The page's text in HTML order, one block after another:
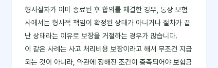
형사절차가 이미 종료된 후 합의를 체결한 경우, 통상 보험
사에서는 형사적 책임이 확정된 상태가 아니거나 절차가 끝
난 상태라는 이유로 보장을 거절하는 경우가 많습니다.
이 같은 사례는 사고 처리비용 보장이라고 해서 무조건 지급
되는 것이 아니라, 약관에 정해진 조건이 충족되어야 보험금